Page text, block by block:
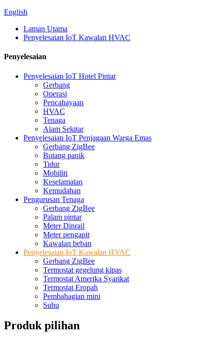
English
Laman Utama
Penyelesaian IoT Kawalan HVAC
Penyelesaian
Penyelesaian IoT Hotel Pintar
Gerbang
Operasi
Pencahayaan
HVAC
Tenaga
Alam Sekitar
Penyelesaian IoT Penjagaan Warga Emas
Gerbang ZigBee
Butang panik
Tidur
Mobiliti
Keselamatan
Kemudahan
Pengurusan Tenaga
Gerbang ZigBee
Palam pintar
Meter Dinrail
Meter pengapit
Kawalan beban
Penyelesaian IoT Kawalan HVAC
Gerbang ZigBee
Termostat gegelung kipas
Termostat Amerika Syarikat
Termostat Eropah
Pembahagian mini
Suhu
Produk pilihan